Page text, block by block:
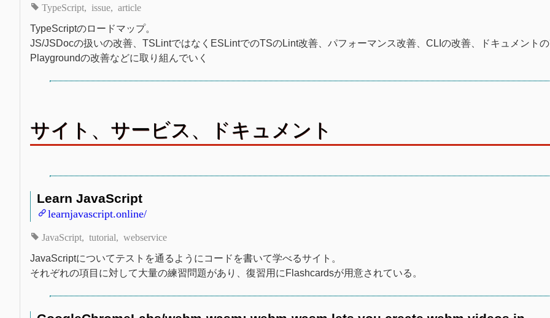
TypeScript issue article
TypeScriptのロードマップ。
JS/JSDocの扱いの改善、TSLintではなくESLintでのTSのLint改善、パフォーマンス改善、CLIの改善、ドキュメント
Playgroundの改善などに取り組んでいく
サイト、サービス、ドキュメント
Learn JavaScript
learnjavascript.online/
JavaScript tutorial webservice
JavaScriptについてテストを通るようにコードを書いて学べるサイト。
それぞれの項目に対して大量の練習問題があり、復習用にFlashcardsが用意されている。